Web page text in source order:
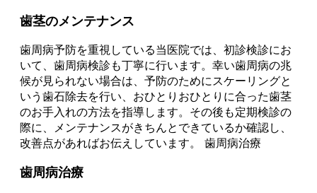
歯茎のメンテナンス
歯周病予防を重視している当医院では、初診検診にお
いて、歯周病検診も丁寧に行います。幸い歯周病の兆
候が見られない場合は、予防のためにスケーリングと
いう歯石除去を行い、おひとりおひとりに合った歯茎
のお手入れの方法を指導します。その後も定期検診の
際に、メンテナンスがきちんとできているか確認し、
改善点があればお伝えしています。 歯周病治療
歯周病治療